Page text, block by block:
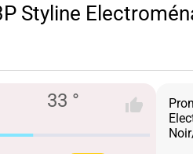
Styline
33 °